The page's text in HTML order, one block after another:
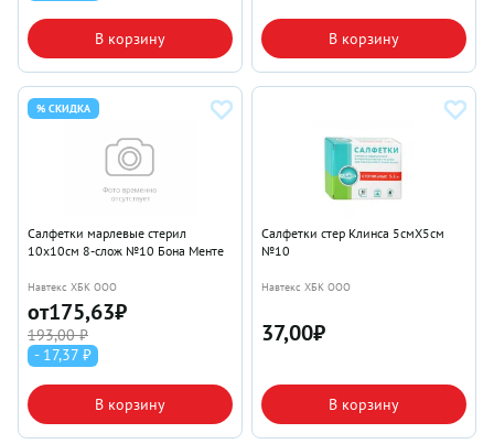
В корзину В корзину
% СКИДКА
Салфетки марлевые стерил
10х10см 8-слож №10 Бона Менте
Навтекс ХБК ООО
от175,63₽
193,00 ₽
- 17,37 ₽
В корзину
Салфетки стер Клинса 5смX5см
№10
Навтекс ХБК ООО
37,00₽
В корзину